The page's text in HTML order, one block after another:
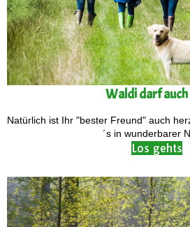
Waldi darf
Natürlich ist Ihr "bester Freund" auch
´s in wunderbarer
Los gehts